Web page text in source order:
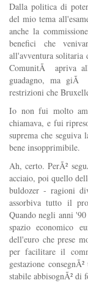
Dalla politica di
del mio tema
anche la
benefici che
all'avventura solitaria
ComunitÃ apriva
guadagno, ma giÃ
restrizioni che
Io non fui molto
chiamava, e fui
suprema che
bene insopprimibile.
Ah, certo. PerÃ²
acciaio, poi quello
buldozer - ragioni
assorbiva tutto il
Quando negli anni
spazio economico
dell'euro che prese
per facilitare il
gestazione
stabile abbisognÃ² di